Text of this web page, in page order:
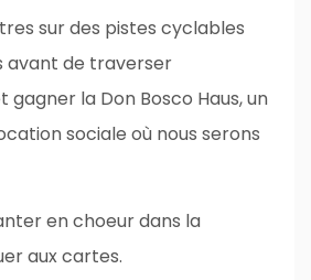
sur des pistes cyclables
de traverser
gagner la Don Bosco Haus, un
sociale où nous serons
en choeur dans la
aux cartes.